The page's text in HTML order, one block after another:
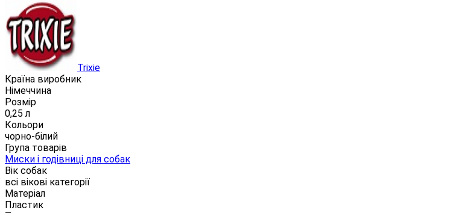
Trixie
Країна виробник
Німеччина
Розмір
0,25 л
Кольори
чорно-білий
Група товарів
Миски і годівниці для собак
Вік собак
всі вікові категорії
Матеріал
Пластик